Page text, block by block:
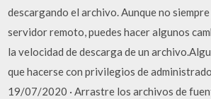
descargando el archivo. Aunque no
servidor remoto, puedes hacer algunos
la velocidad de descarga de un
que hacerse con privilegios de
19/07/2020 · Arrastre los archivos de